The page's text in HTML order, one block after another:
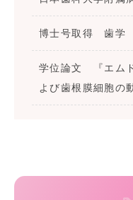
博士号取得 歯学
学位論文 『エム
よび歯根膜細胞の